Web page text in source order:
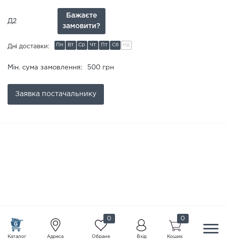
Каталог Адреса
0
Обране Вхід
0
Кошик
Д2
Бажаєте
замовити?
Заявка постачальнику
Дні доставки: Пн Вт Ср Чт Пт Сб Нд
Мін. сума замовлення: 500 грн